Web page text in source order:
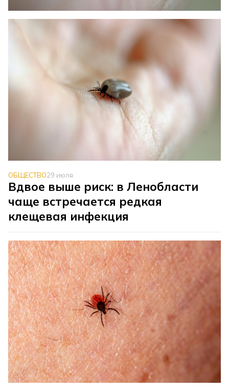
ОБЩЕСТВО29 июля
Вдвое выше риск: в Ленобласти
чаще встречается редкая
клещевая инфекция